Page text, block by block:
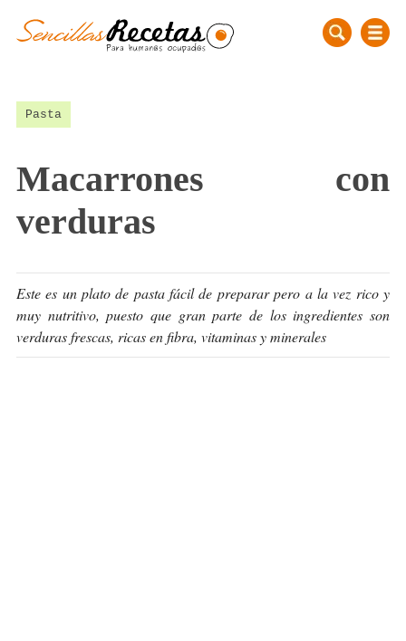
Pasta
Macarrones con
verduras
Este es un plato de pasta fácil de preparar pero a la vez rico y
muy nutritivo, puesto que gran parte de los ingredientes son
verduras frescas, ricas en fibra, vitaminas y minerales